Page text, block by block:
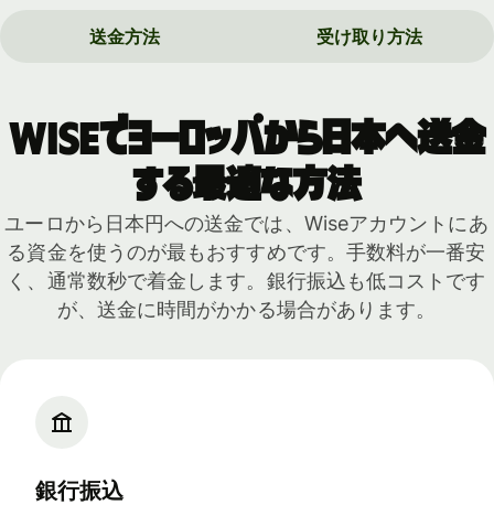
送金方法 受け取り方法
Wiseでヨーロッパから日本へ送金
する最適な方法
ユーロから日本円への送金では、Wiseアカウントにあ
る資金を使うのが最もおすすめです。手数料が一番安
く、通常数秒で着金します。銀行振込も低コストです
が、送金に時間がかかる場合があります。
銀行振込